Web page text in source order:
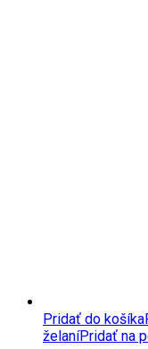
Pridať do košíka
želaníPridať na